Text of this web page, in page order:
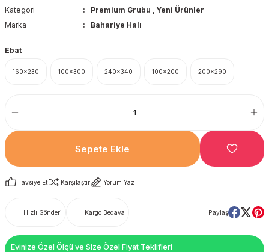
Kategori Premium Grubu , Yeni Ürünler
Marka
Bahariye Halı
Ebat
160x230 100x300 240x340 100x200 200x290
Sepete Ekle
Tavsiye Et Karşılaştır Yorum Yaz
Hızlı Gönderi Kargo Bedava Paylaş
Evinize Özel Ölçü ve Size Özel Fiyat Teklifleri